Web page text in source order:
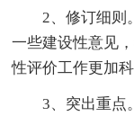
2、修订细则。
一些建设性意见
性评价工作更加科
3、突出重点。